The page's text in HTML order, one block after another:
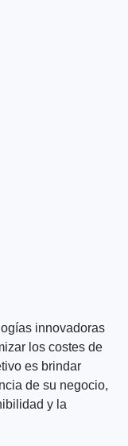
innovadoras
los costes de
es brindar
de su negocio,
y la